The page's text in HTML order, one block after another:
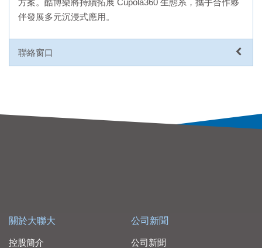
方案。酷博樂將持續拓展 Cupola360 生態系，攜手合作夥
伴發展多元沉浸式應用。
聯絡窗口
關於大聯大
控股簡介
公司新聞
公司新聞